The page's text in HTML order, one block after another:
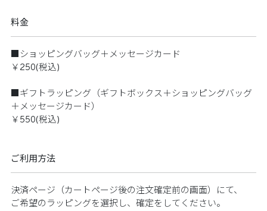
料金
■ショッピングバッグ＋メッセージカード
￥250(税込)
■ギフトラッピング（ギフトボックス＋ショッピングバッグ
＋メッセージカード）
￥550(税込)
ご利用方法
決済ページ（カートページ後の注文確定前の画面）にて、
ご希望のラッピングを選択し、確定をしてください。